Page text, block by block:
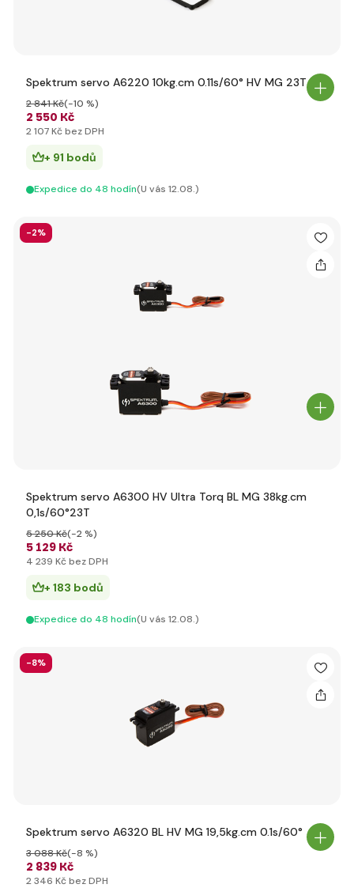
Spektrum servo A6220 10kg.cm 0.11s/60° HV MG 23T
2 550 Kč
2 841 Kč(-10 %)
2 107 Kč bez DPH
+ 91 bodů
Expedice do 48 hodín(U vás 12.08.)
-2%
Spektrum servo A6300 HV Ultra Torq BL MG 38kg.cm
0,1s/60°23T
5 129 Kč
5 250 Kč(-2 %)
4 239 Kč bez DPH
+ 183 bodů
Expedice do 48 hodín(U vás 12.08.)
-8%
Spektrum servo A6320 BL HV MG 19,5kg.cm 0.1s/60°
2 839 Kč
3 088 Kč(-8 %)
2 346 Kč bez DPH